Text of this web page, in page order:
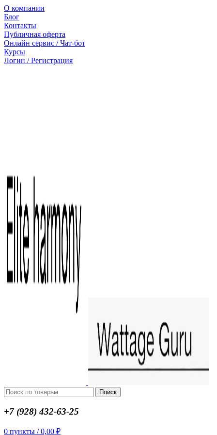
О компании
Блог
Контакты
Публичная оферта
Онлайн сервис / Чат-бот
Курсы
Логин / Регистрация
Поиск
+7 (928) 432-63-25
0 пункты / 0,00 ₽